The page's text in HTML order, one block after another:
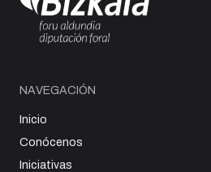
NAVEGACIÓN
Inicio
Conócenos
Iniciativas